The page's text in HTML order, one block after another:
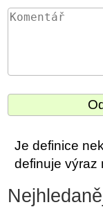
Je definice
definuje výraz